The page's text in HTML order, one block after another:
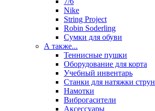
Nike
String Project
Robin Soderling
Сумки для обуви
А также...
Теннисные пушки
Оборудование для корта
Учебный инвентарь
Станки для натяжки струн
Намотки
Виброгасители
Аксессуары